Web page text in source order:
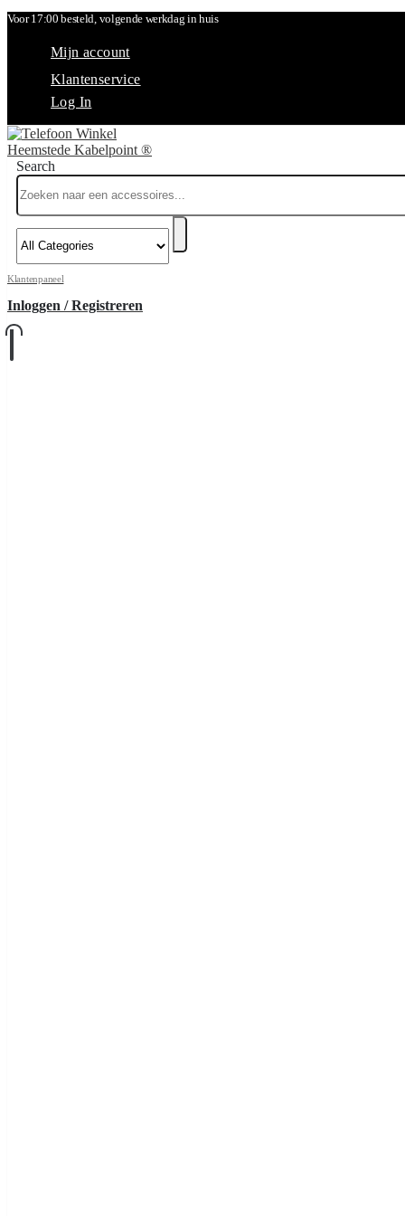
Voor 17:00 besteld, volgende werkdag in huis
Mijn account
Klantenservice
Log In
Search
Klantenpaneel
Inloggen / Registreren